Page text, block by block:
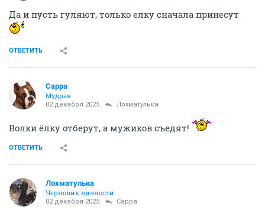
Да и пусть гуляют, только елку сначала принесут
ОТВЕТИТЬ
Сарра
Мудрая
02 декабря 2025 Лохматулька
Волки ёлку отберут, а мужиков съедят!
ОТВЕТИТЬ
Лохматулька
Черновик личности
02 декабря 2025 Сарра